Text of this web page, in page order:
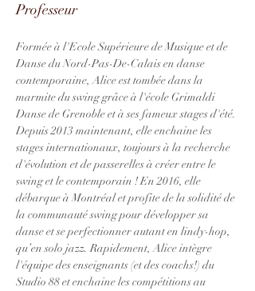
Professeur
Formée à l'Ecole Supérieure de Musique et de
Danse du Nord-Pas-De-Calais en danse
contemporaine, Alice est tombée dans la
marmite du swing grâce à l'école Grimaldi
Danse de Grenoble et à ses fameux stages d'été.
Depuis 2013 maintenant, elle enchaine les
stages internationaux, toujours à la recherche
d'évolution et de passerelles à créer entre le
swing et le contemporain ! En 2016, elle
débarque à Montréal et profite de la solidité de
la communauté swing pour développer sa
danse et se perfectionner autant en lindy-hop,
qu’en solo jazz. Rapidement, Alice intègre
l'équipe des enseignants (et des coachs!) du
Studio 88 et enchaine les compétitions au